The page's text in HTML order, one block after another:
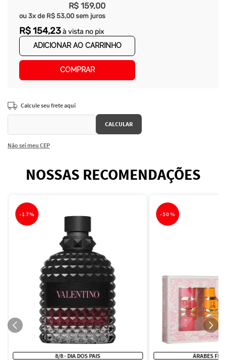
R$ 159,00
ou 3x de R$ 53,00 sem juros
R$154,23à vista no pix
ADICIONAR AO CARRINHO
COMPRAR
Não sei meu CEP
NOSSAS RECOMENDAÇÕES
-17%
8/8 - DIA DOS PAIS
-50%
ÁRABES